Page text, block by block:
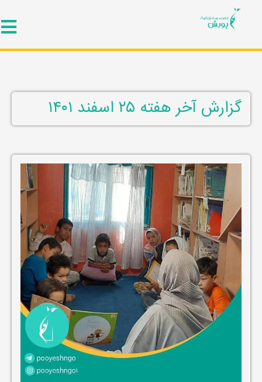
گزارش آخر هفته ۲۵ اسفند ۱۴۰۱